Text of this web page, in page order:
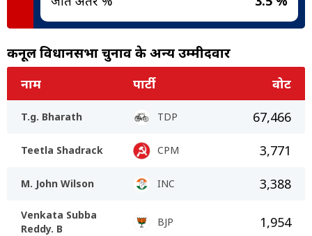
कर्नूल विधानसभा चुनाव के अन्य उम्मीदवार
नाम पार्टी वोट
T.g. Bharath TDP 67,466
Teetla Shadrack CPM 3,771
M. John Wilson INC 3,388
Venkata Subba
Reddy. B
BJP 1,954